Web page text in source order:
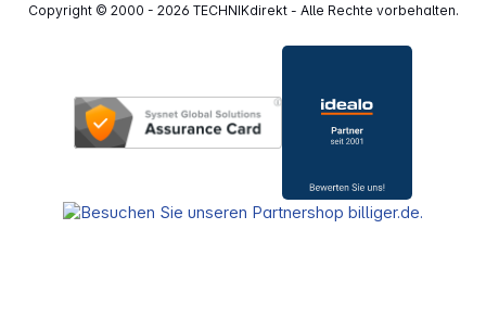
Copyright © 2000 - 2026 TECHNIKdirekt - Alle Rechte vorbehalten.